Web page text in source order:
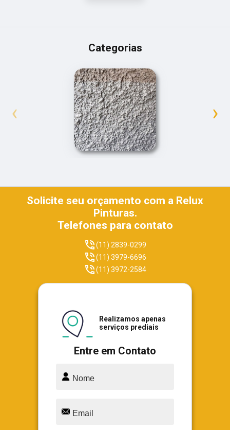
Categorias
‹ ›
Solicite seu orçamento com a Relux
Pinturas.
Telefones para contato
(11) 2839-0299
(11) 3979-6696
(11) 3972-2584
Entre em Contato
Realizamos apenas
serviços prediais